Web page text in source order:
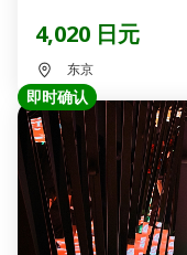
4,020 日元
东京
即时确认